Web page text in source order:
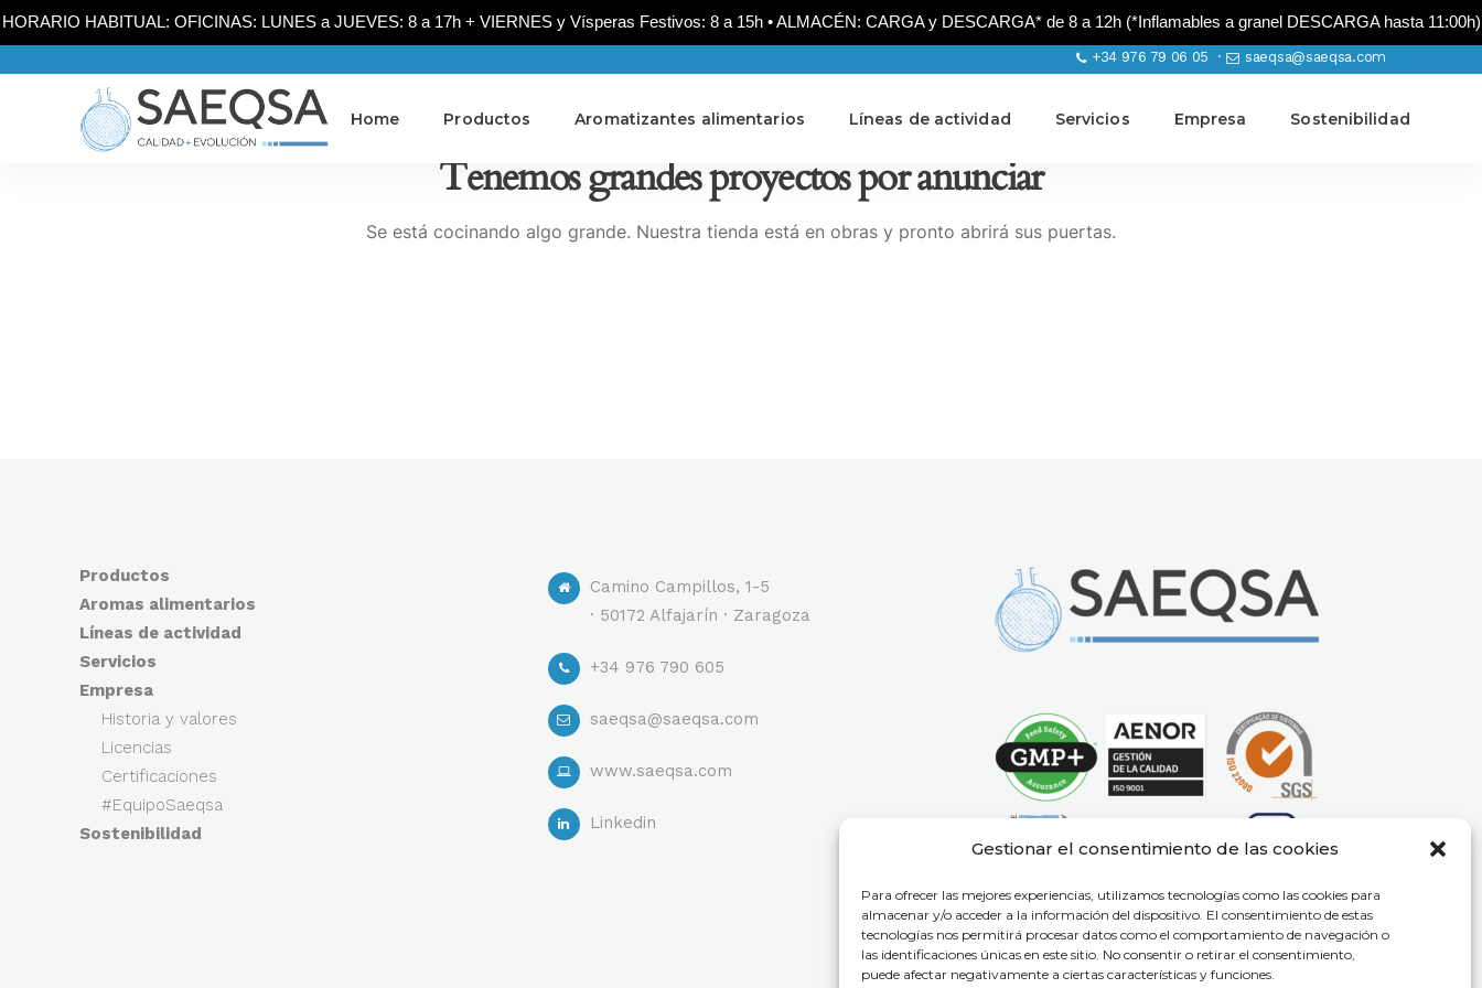
HORARIO HABITUAL: OFICINAS: LUNES a JUEVES: 8 a 17h + VIERNES y Vísperas Festivos: 8 a 15h • ALMACÉN: CARGA y DESCARGA* de 8 a 12h (*Inflamables a granel DESCARGA hasta 11:00h)
Gestionar el consentimiento de las cookies
Para ofrecer las mejores experiencias, utilizamos tecnologías como las cookies para
almacenar y/o acceder a la información del dispositivo. El consentimiento de estas
tecnologías nos permitirá procesar datos como el comportamiento de navegación o
las identificaciones únicas en este sitio. No consentir o retirar el consentimiento,
puede afectar negativamente a ciertas características y funciones.
+34 976 79 06 05 · saeqsa@saeqsa.com
Home Productos Aromatizantes alimentarios Líneas de actividad Servicios Empresa Sostenibilidad
Tenemos grandes proyectos por anunciar
Se está cocinando algo grande. Nuestra tienda está en obras y pronto abrirá sus puertas.
Productos
Aromas alimentarios
Líneas de actividad
Servicios
Empresa
Historia y valores
Licencias
Certificaciones
#EquipoSaeqsa
Sostenibilidad
Camino Campillos, 1-5
· 50172 Alfajarín · Zaragoza
+34 976 790 605
saeqsa@saeqsa.com
www.saeqsa.com
Linkedin